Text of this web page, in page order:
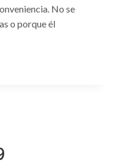
No se
o porque él